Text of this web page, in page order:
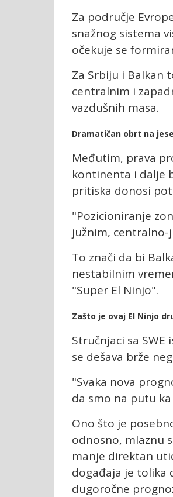
Za područje
snažnog sistema
očekuje se
Za Srbiju i Balkan
centralnim i
vazdušnih masa.
Dramatičan obrt na
Međutim, prava
kontinenta i dalje
pritiska donosi
"Pozicioniranje
južnim, centralno-
To znači da bi
nestabilnim
"Super El Ninjo".
Zašto je ovaj El Ninjo
Stručnjaci sa
se dešava brže
"Svaka nova
da smo na putu
Ono što je
odnosno, mlaznu
manje direktan
događaja je tolika
dugoročne